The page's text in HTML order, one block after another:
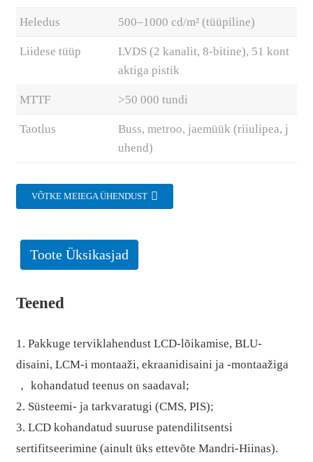
Heledus 500–1000 cd/m² (tüüpiline)
Liidese tüüp
LVDS (2 kanalit, 8-bitine), 51 kont
aktiga pistik
MTTF >50 000 tundi
Taotlus
Buss, metroo, jaemüük (riiulipea, j
uhend)
VÕTKE MEIEGA ÜHENDUST
Toote Üksikasjad
Teened
1. Pakkuge terviklahendust LCD-lõikamise, BLU-
disaini, LCM-i montaaži, ekraanidisaini ja -montaažiga
， kohandatud teenus on saadaval;
2. Süsteemi- ja tarkvaratugi (CMS, PIS);
3. LCD kohandatud suuruse patendilitsentsi
sertifitseerimine (ainult üks ettevõte Mandri-Hiinas).